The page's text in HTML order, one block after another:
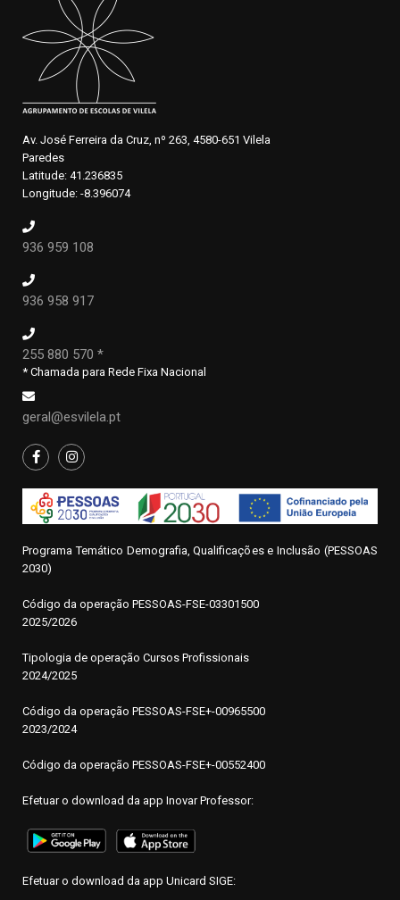
Av. José Ferreira da Cruz, nº 263, 4580-651 Vilela
Paredes
Latitude: 41.236835
Longitude: -8.396074
936 959 108
936 958 917
255 880 570 *
* Chamada para Rede Fixa Nacional
geral@esvilela.pt
Programa Temático Demografia, Qualificações e Inclusão (PESSOAS
2030)
Código da operação PESSOAS-FSE-03301500
2025/2026
Tipologia de operação Cursos Profissionais
2024/2025
Código da operação PESSOAS-FSE+-00965500
2023/2024
Código da operação PESSOAS-FSE+-00552400
Efetuar o download da app Inovar Professor:
Efetuar o download da app Unicard SIGE: